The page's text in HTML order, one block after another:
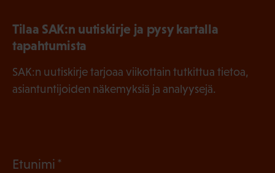
Tilaa SAK:n uutiskirje ja pysy kartalla
tapahtumista
SAK:n uutiskirje tarjoaa viikottain tutkittua tietoa,
asiantuntijoiden näkemyksiä ja analyysejä.
Etunimi